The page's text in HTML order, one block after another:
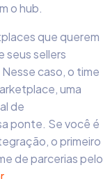
o hub.
que querem
seus sellers
caso, o time
uma
de
ponte. Se você é
o primeiro
de parcerias pelo